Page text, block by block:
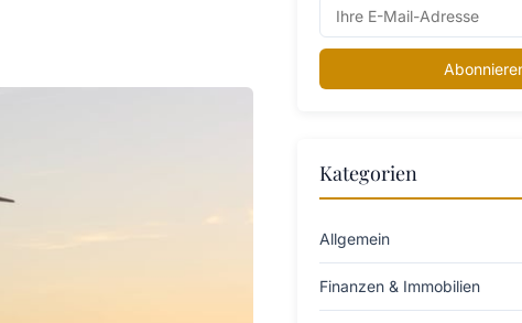
Kategorien
Allgemein
Finanzen & Immobilien